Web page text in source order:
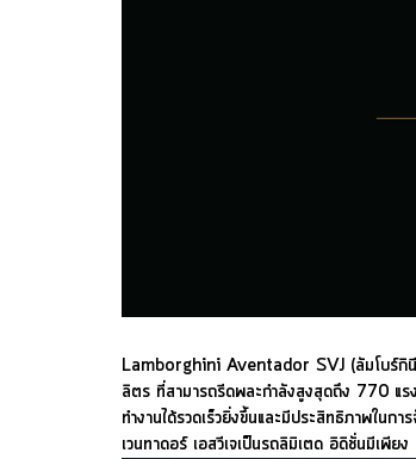
Lamborghini Aventador SVJ (ลัมโบร์กินี
ลิตร ที่สามารถรีดพละกำลังสูงสุดถึง 770
ทำงานได้รวดเร็วยิ่งขึ้นและมีประสิทธิภาพใน
เวนทาดอร์ เอสวีเจเป็นรถลิมิเตด อิดิชั่นมีเพี